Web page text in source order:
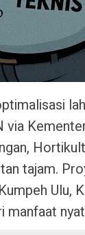
via
tajam.
Ulu,
manfaat